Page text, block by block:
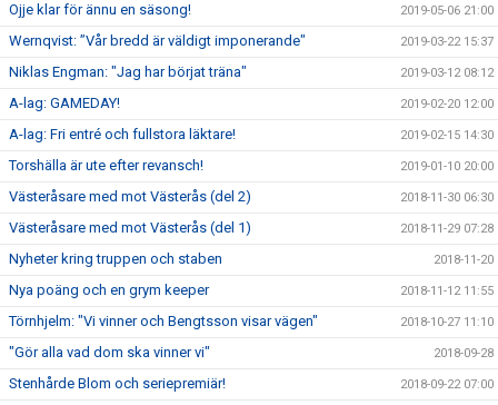
Ojje klar för ännu en säsong! 2019-05-06 21:00
Wernqvist: ”Vår bredd är väldigt imponerande" 2019-03-22 15:37
Niklas Engman: "Jag har börjat träna" 2019-03-12 08:12
A-lag: GAMEDAY! 2019-02-20 12:00
A-lag: Fri entré och fullstora läktare! 2019-02-15 14:30
Torshälla är ute efter revansch! 2019-01-10 20:00
Västeråsare med mot Västerås (del 2) 2018-11-30 06:30
Västeråsare med mot Västerås (del 1) 2018-11-29 07:28
Nyheter kring truppen och staben 2018-11-20
Nya poäng och en grym keeper 2018-11-12 11:55
Törnhjelm: "Vi vinner och Bengtsson visar vägen" 2018-10-27 11:10
"Gör alla vad dom ska vinner vi" 2018-09-28
Stenhårde Blom och seriepremiär! 2018-09-22 07:00